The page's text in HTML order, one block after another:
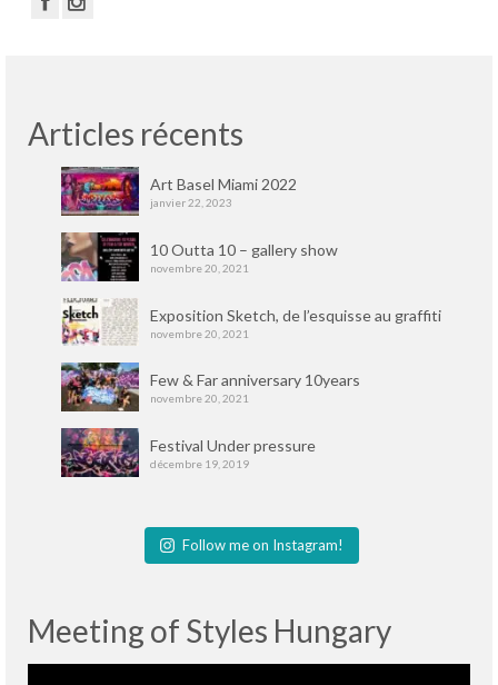
Articles récents
Art Basel Miami 2022
janvier 22, 2023
10 Outta 10 – gallery show
novembre 20, 2021
Exposition Sketch, de l’esquisse au graffiti
novembre 20, 2021
Few & Far anniversary 10years
novembre 20, 2021
Festival Under pressure
décembre 19, 2019
Follow me on Instagram!
Meeting of Styles Hungary